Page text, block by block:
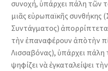
συνοχή, ὑπάρχει πάλη τῶν
μιᾶς εὐρωπαϊκῆς συνθήκης
Συντάγματος)
τὴν ἐπαναφέρουν ἀπὸτὴν
Λισσαβόνας), ὑπάρχει
ψηφίζει νὰ ἐγκαταλείψει